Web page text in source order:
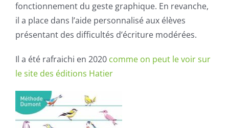
fonctionnement du geste graphique. En revanche,
il a place dans l’aide personnalisé aux élèves
présentant des difficultés d’écriture modérées.
Il a été rafraichi en 2020 comme on peut le voir sur
le site des éditions Hatier